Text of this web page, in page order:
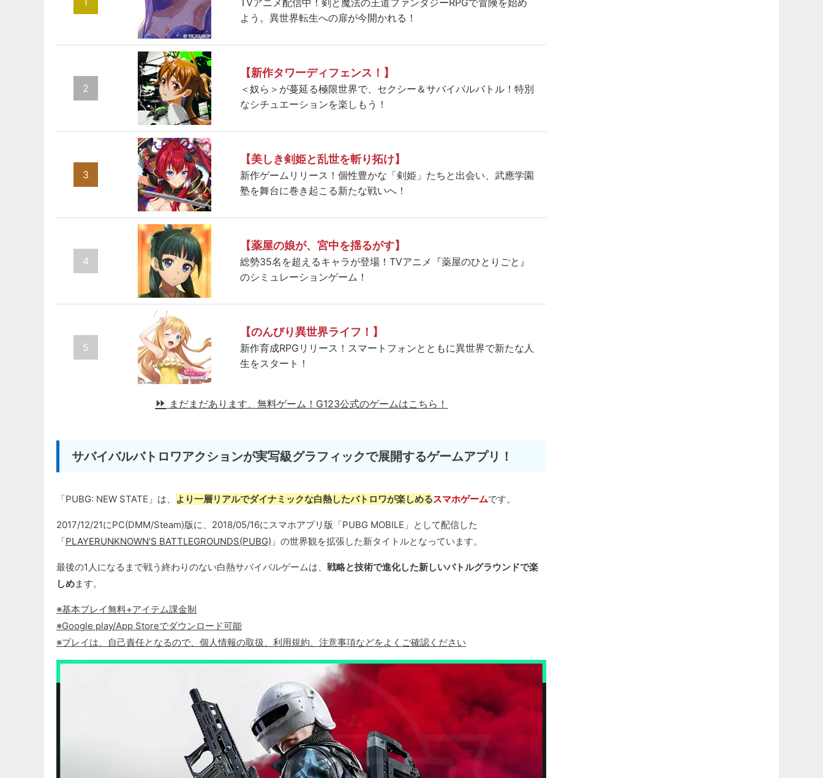
TVアニメ配信中！剣と魔法の王道ファンタジーRPGで冒険を始め
よう。異世界転生への扉が今開かれる！
2
【新作タワーディフェンス！】
＜奴ら＞が蔓延る極限世界で、セクシー＆サバイバルバトル！特別
なシチュエーションを楽しもう！
3
【美しき剣姫と乱世を斬り拓け】
新作ゲームリリース！個性豊かな「剣姫」たちと出会い、武應学園
塾を舞台に巻き起こる新たな戦いへ！
4
【薬屋の娘が、宮中を揺るがす】
総勢35名を超えるキャラが登場！TVアニメ『薬屋のひとりごと』
のシミュレーションゲーム！
5
【のんびり異世界ライフ！】
新作育成RPGリリース！スマートフォンとともに異世界で新たな人
生をスタート！
まだまだあります、無料ゲーム！ G123公式のゲームはこちら！
サバイバルバトロワアクションが実写級グラフィックで展開するゲームアプリ！
「PUBG: NEW STATE」は、 より一層リアルでダイナミックな白熱したバトロワが楽しめるスマホゲームです。
2017/12/21にPC(DMM/Steam)版に、2018/05/16にスマホアプリ版「PUBG MOBILE」として配信した
「PLAYERUNKNOWN’S BATTLEGROUNDS(PUBG) 」の世界観を拡張した新タイトルとなっています。
最後の1人になるまで戦う終わりのない白熱サバイバルゲームは、 戦略と技術で進化した新しいバトルグラウンドで楽
しめます。
※基本プレイ無料+アイテム課金制
※Google play/App Storeでダウンロード可能
※プレイは、自己責任となるので、個人情報の取扱、利用規約、注意事項などをよくご確認ください